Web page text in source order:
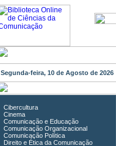
Segunda-feira, 10 de Agosto de 2026
Cibercultura
Cinema
Comunicação e Educação
Comunicação Organizacional
Comunicação Política
Direito e Ética da Comunicação